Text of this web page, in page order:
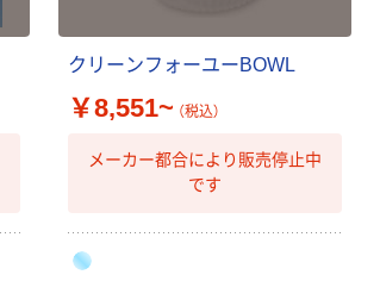
クリーンフォーユーBOWL
￥8,551~ （税込）
メーカー都合により販売停止中
です